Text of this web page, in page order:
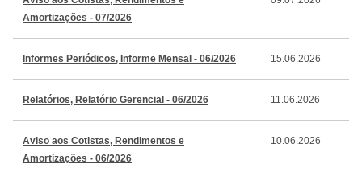
Amortizações - 07/2026
Informes Periódicos, Informe Mensal - 06/2026 15.06.2026
Relatórios, Relatório Gerencial - 06/2026 11.06.2026
Aviso aos Cotistas, Rendimentos e
Amortizações - 06/2026
10.06.2026